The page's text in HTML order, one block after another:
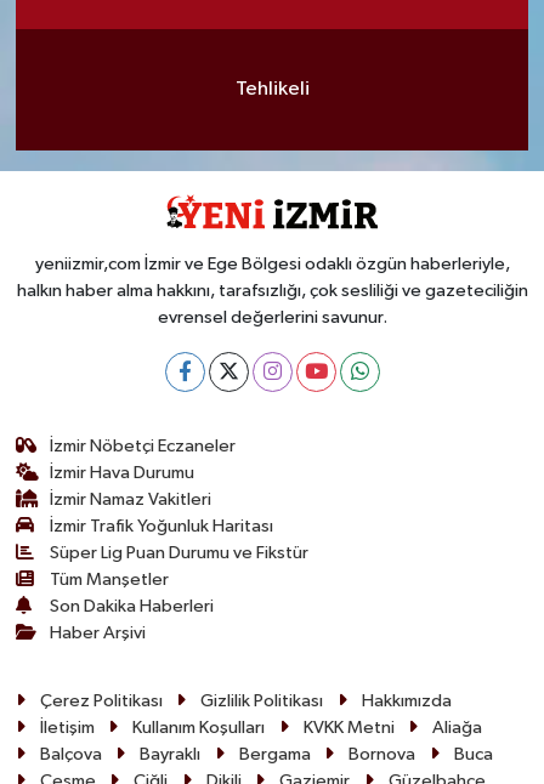
Tehlikeli
yeniizmir,com İzmir ve Ege Bölgesi odaklı özgün haberleriyle,
halkın haber alma hakkını, tarafsızlığı, çok sesliliği ve gazeteciliğin
evrensel değerlerini savunur.
İzmir Nöbetçi Eczaneler
İzmir Hava Durumu
İzmir Namaz Vakitleri
İzmir Trafik Yoğunluk Haritası
Süper Lig Puan Durumu ve Fikstür
Tüm Manşetler
Son Dakika Haberleri
Haber Arşivi
Çerez Politikası Gizlilik Politikası
Hakkımızda
İletişim
Kullanım Koşulları KVKK Metni
Aliağa
Balçova
Bayraklı Bergama Bornova
Buca